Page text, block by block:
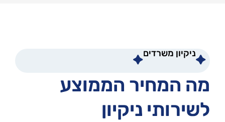
ניקיון משרדים
מה המחיר הממוצע
לשירותי ניקיון